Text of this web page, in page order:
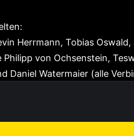
Herrmann, Tobias
von Ochsenstein,
Daniel Watermaier (alle